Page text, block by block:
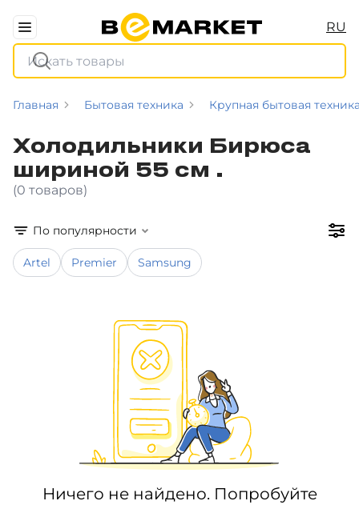
RU
Главная Бытовая техника Крупная бытовая
Холодильники Бирюса
шириной 55 см .
(0 товаров)
По популярности
Artel Premier Samsung
Ничего не найдено. Попробуйте